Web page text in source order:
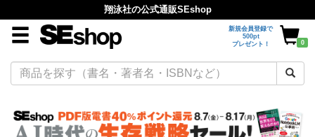
翔泳社の公式通販SEshop
新規会員登録で
500pt
プレゼント！
0